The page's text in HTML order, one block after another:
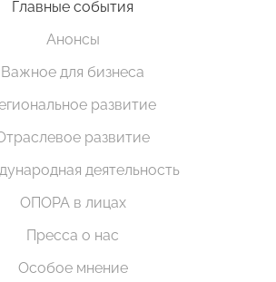
Главные события
Анонсы
Важное для бизнеса
развитие
развитие
деятельность
ОПОРА в лицах
Пресса о нас
Особое мнение